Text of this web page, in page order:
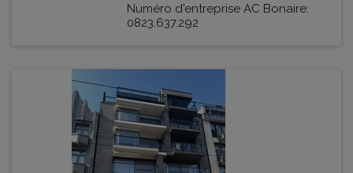
Numéro d'entreprise AC Bonaire:
0823.637.292